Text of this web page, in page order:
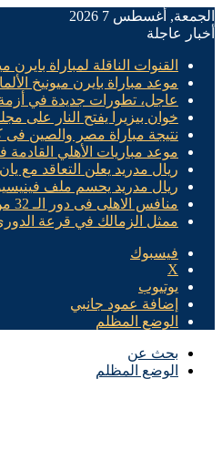
الجمعة, أغسطس 7 2026
أخبار عاجلة
القنوات الناقلة لمباراة بايرن
موعد مباراة بايرن ميونيخ
عاجل، تطورات جديدة في أزمة
خوان بيزيرا يفتح النار على
نتيجة مباراة مصر والصين فى كأس
موعد مباريات الأهلي القادمة
ريال مدريد يعلن التعاقد مع
ريال مدريد يحسم ملف
منافس الاهلى فى دور الـ 32 من بطولة الكونفدرالية، عاجل
ممثل الزمالك في قرعة الدوري
فيسبوك
X
يوتيوب
إضافة عمود جانبي
الوضع المظلم
بحث عن
الوضع المظلم